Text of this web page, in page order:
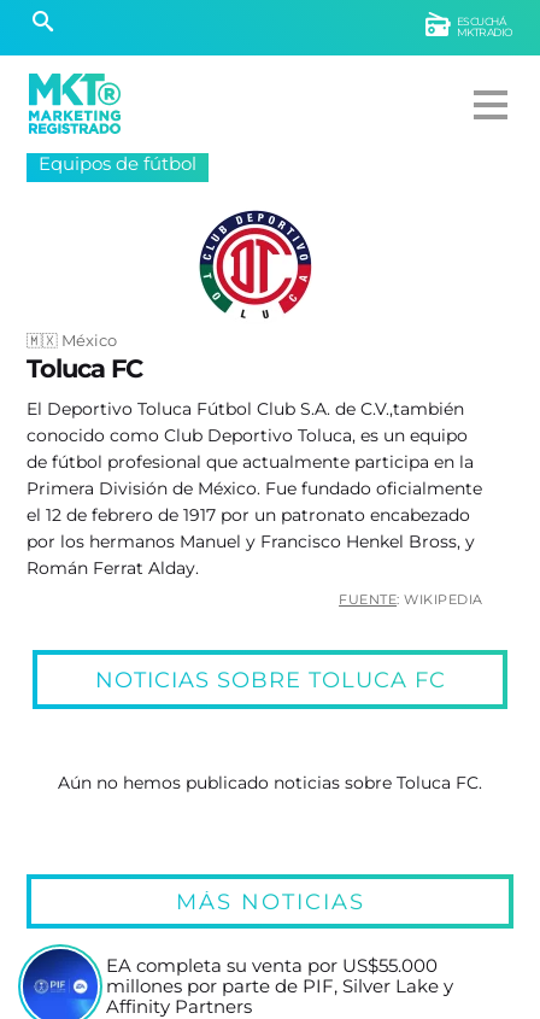
ESCUCHÁ
MKTRADIO
Equipos de fútbol
🇲🇽 México
Toluca FC
El Deportivo Toluca Fútbol Club S.A. de C.V.,​también
conocido como Club Deportivo Toluca, es un equipo
de fútbol profesional que actualmente participa en la
Primera División de México. Fue fundado oficialmente
el 12 de febrero de 1917 por un patronato encabezado
por los hermanos Manuel y Francisco Henkel Bross, y
Román Ferrat Alday.
FUENTE: WIKIPEDIA
NOTICIAS SOBRE TOLUCA FC
Aún no hemos publicado noticias sobre Toluca FC.
MÁS NOTICIAS
EA completa su venta por US$55.000
millones por parte de PIF, Silver Lake y
Affinity Partners